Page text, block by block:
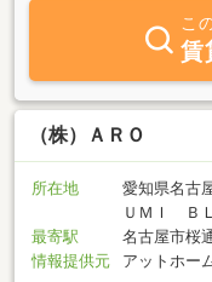
等々、数多くの実績経
近くにおいでの際は是非
こ
賃
（株）ＡＲＯ
所在地
愛知県名古
ＵＭＩ Ｂ
最寄駅
名古屋市桜
情報提供元
アットホー